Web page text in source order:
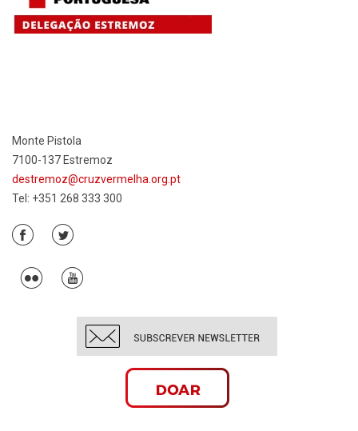
Monte Pistola
7100-137 Estremoz
destremoz@cruzvermelha.org.pt
Tel: +351 268 333 300